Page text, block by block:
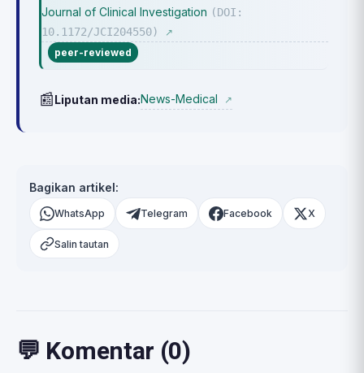
Journal of Clinical Investigation (DOI:
10.1172/JCI204550)
↗
peer-reviewed
📰Liputan media:News-Medical ↗
Bagikan artikel:
WhatsApp Telegram Facebook X
Salin tautan
💬 Komentar (0)